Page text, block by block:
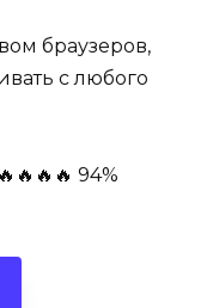
браузеров,
с любого
94%